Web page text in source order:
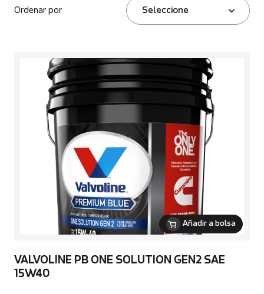
Ordenar por Seleccione
Añadir a bolsa
VALVOLINE PB ONE SOLUTION GEN2 SAE
15W40